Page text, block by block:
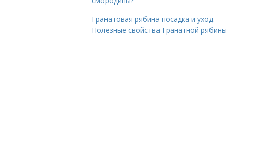
Гранатовая рябина посадка и уход.
Полезные свойства Гранатной рябины